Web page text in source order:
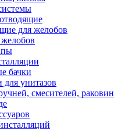
для желобов
бачки
унитазов
смесителей, раковин